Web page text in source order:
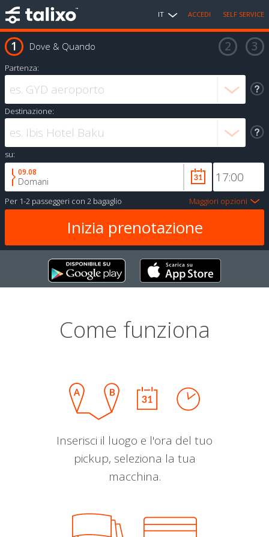
IT ACCEDI SELF SERVICE
Dove & Quando
Partenza:
Destinazione:
su:
09.08
Domani
Per 1-2 passeggeri con 2 bagaglio Maggiori opzioni
Come funziona
Inserisci il luogo e l'ora del tuo
pickup, seleziona la tua
macchina.